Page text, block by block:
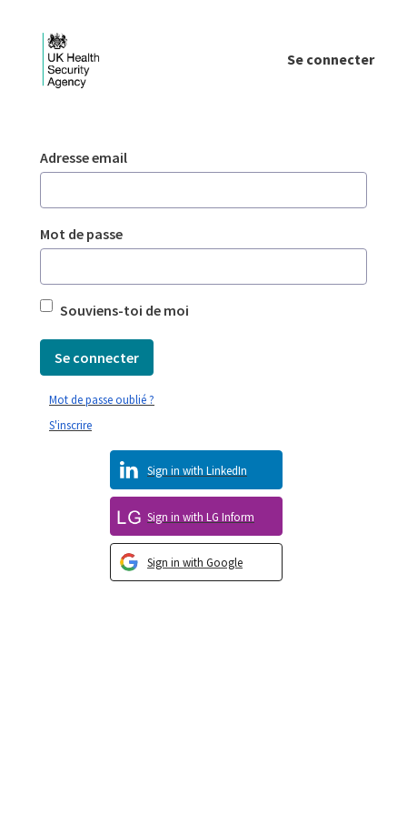
Se connecter
Authentification
Adresse email
Mot de passe
Souviens-toi de moi
Se connecter
Sign in with Google
Sign in with LG Inform
Sign in with LinkedIn
S'inscrire
Mot de passe oublié ?